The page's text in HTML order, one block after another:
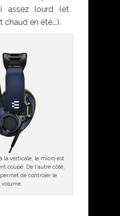
assez lourd (et
en été...).
la verticale, le micro est
coupé. De l'autre côté,
de contrôler le
volume.